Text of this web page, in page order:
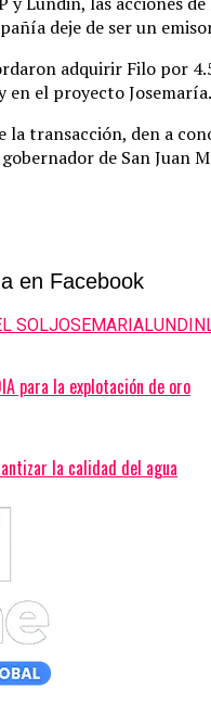
deje de ser un
adquirir Filo por
el proyecto
la transacción, den a
de San Juan
en Facebook
SOLJOSEMARIALUNDIN
para la explotación de oro
la calidad del agua